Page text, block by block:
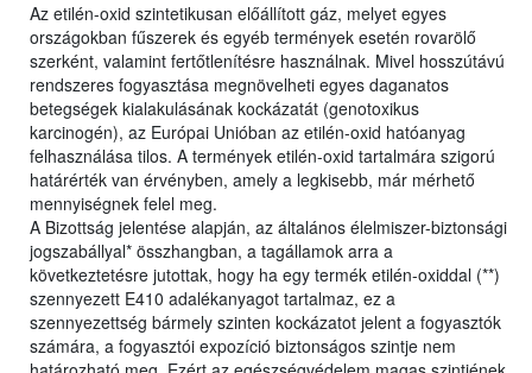
Az etilén-oxid szintetikusan előállított gáz, melyet egyes
országokban fűszerek és egyéb termények esetén rovarölő
szerként, valamint fertőtlenítésre használnak. Mivel hosszútávú
rendszeres fogyasztása megnövelheti egyes daganatos
betegségek kialakulásának kockázatát (genotoxikus
karcinogén), az Európai Unióban az etilén-oxid hatóanyag
felhasználása tilos. A termények etilén-oxid tartalmára szigorú
határérték van érvényben, amely a legkisebb, már mérhető
mennyiségnek felel meg.
A Bizottság jelentése alapján, az általános élelmiszer-biztonsági
jogszabállyal* összhangban, a tagállamok arra a
következtetésre jutottak, hogy ha egy termék etilén-oxiddal (**)
szennyezett E410 adalékanyagot tartalmaz, ez a
szennyezettség bármely szinten kockázatot jelent a fogyasztók
számára, a fogyasztói expozíció biztonságos szintje nem